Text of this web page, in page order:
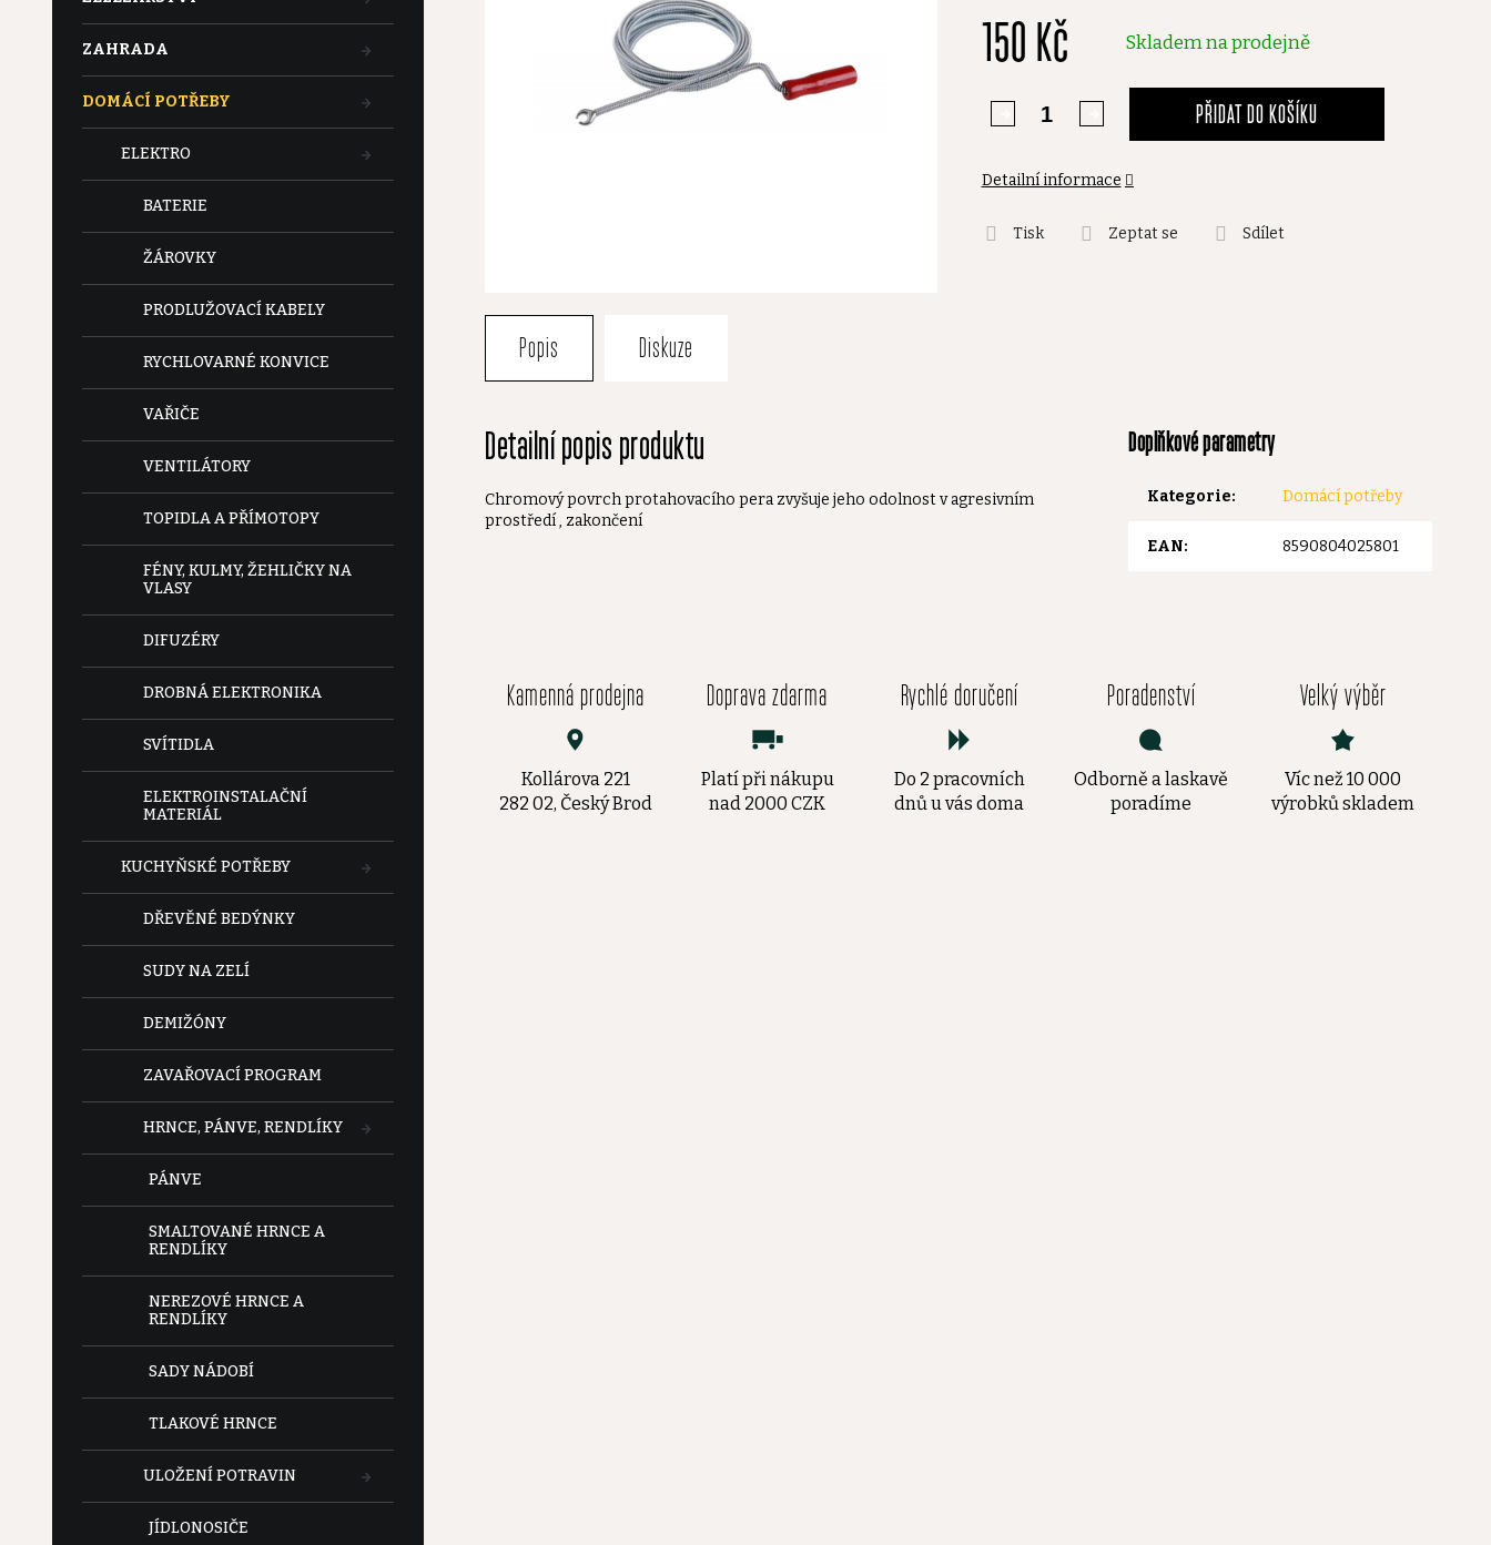
ZAHRADA
DOMÁCÍ POTŘEBY
ELEKTRO
BATERIE
ŽÁROVKY
PRODLUŽOVACÍ KABELY
RYCHLOVARNÉ KONVICE
VAŘIČE
VENTILÁTORY
TOPIDLA A PŘÍMOTOPY
FÉNY, KULMY, ŽEHLIČKY NA
VLASY
DIFUZÉRY
DROBNÁ ELEKTRONIKA
SVÍTIDLA
ELEKTROINSTALAČNÍ
MATERIÁL
KUCHYŇSKÉ POTŘEBY
DŘEVĚNÉ BEDÝNKY
SUDY NA ZELÍ
DEMIŽÓNY
ZAVAŘOVACÍ PROGRAM
HRNCE, PÁNVE, RENDLÍKY
PÁNVE
SMALTOVANÉ HRNCE A
RENDLÍKY
NEREZOVÉ HRNCE A
RENDLÍKY
SADY NÁDOBÍ
TLAKOVÉ HRNCE
ULOŽENÍ POTRAVIN
JÍDLONOSIČE
0,0
150 Kč Skladem na prodejně
PŘIDAT DO KOŠÍKU
Detailní informace
Tisk Zeptat se Sdílet
Popis Diskuze
Detailní popis produktu
Chromový povrch protahovacího pera zvyšuje jeho odolnost v agresivním
prostředí , zakončení
Doplňkové parametry
Kategorie: Domácí potřeby
EAN: 8590804025801
Kamenná prodejna
Kollárova 221
282 02, Český Brod
Doprava zdarma
Platí při nákupu
nad 2000 CZK
Rychlé doručení
Do 2 pracovních
dnů u vás doma
Poradenství
Odborně a laskavě
poradíme
Velký výběr
Víc než 10 000
výrobků skladem